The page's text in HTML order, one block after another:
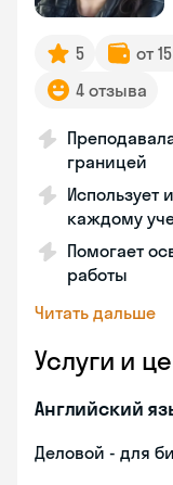
5 от
4 отзыва
границей
Использует
каждому
Помогает
работы
Читать дальше
Услуги и
Английский
Деловой - для